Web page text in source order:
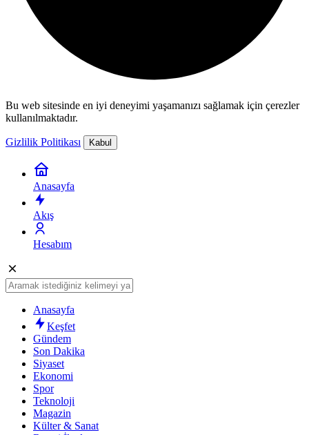
Bu web sitesinde en iyi deneyimi yaşamanızı sağlamak için çerezler
kullanılmaktadır.
Gizlilik Politikası Kabul
Anasayfa
Akış
Hesabım
Anasayfa
Keşfet
Gündem
Son Dakika
Siyaset
Ekonomi
Spor
Teknoloji
Magazin
Külter & Sanat